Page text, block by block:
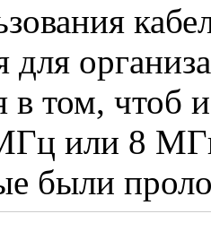
для
в том, чтоб
или 8
были